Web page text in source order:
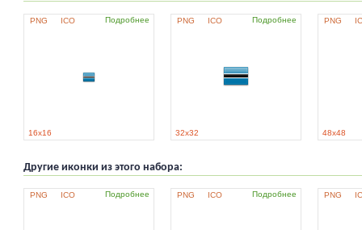
PNG ICO Подробнее
16x16
PNG ICO Подробнее
32x32
PNG
48x48
Другие иконки из этого набора:
PNG ICO Подробнее PNG ICO Подробнее PNG